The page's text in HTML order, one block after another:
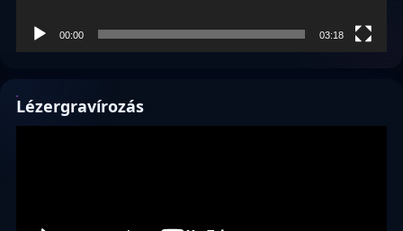
00:00 03:18
Lézergravírozás